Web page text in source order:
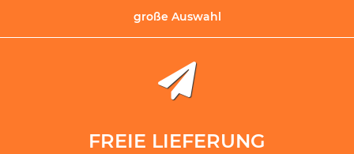
große Auswahl
FREIE LIEFERUNG